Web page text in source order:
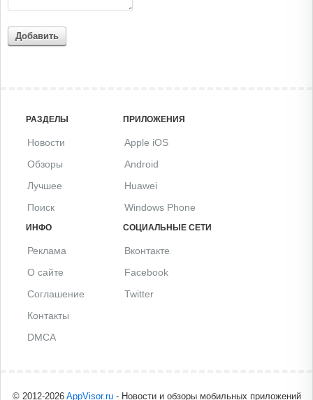
Добавить
РАЗДЕЛЫ
Новости
Обзоры
Лучшее
Поиск
ПРИЛОЖЕНИЯ
Apple iOS
Android
Huawei
Windows Phone
ИНФО
Реклама
О сайте
Соглашение
Контакты
DMCA
СОЦИАЛЬНЫЕ СЕТИ
Вконтакте
Facebook
Twitter
© 2012-2026 AppVisor.ru- Новости и обзоры мобильных приложений